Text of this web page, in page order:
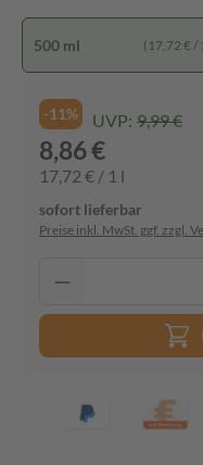
500 ml (17,72 € /
-11% UVP: 9,99 €
8,86 €
17,72 € / 1 l
sofort lieferbar
Preise inkl. MwSt. ggf. zzgl.